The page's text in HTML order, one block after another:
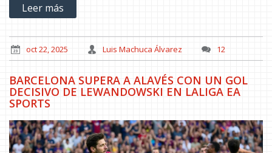
Leer más
oct 22, 2025 Luis Machuca Álvarez 12
BARCELONA SUPERA A ALAVÉS CON UN GOL
DECISIVO DE LEWANDOWSKI EN LALIGA EA
SPORTS